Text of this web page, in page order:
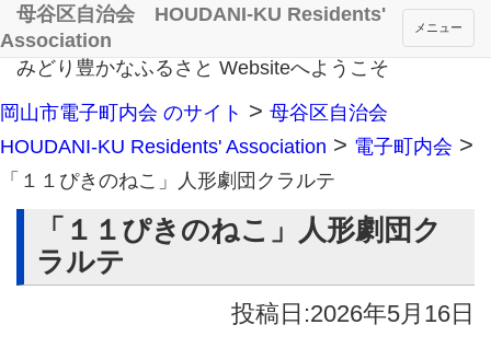
みどり豊かなふるさと Websiteへようこそ
メニュー
母谷区自治会 HOUDANI-KU Residents'
Association
岡山市電子町内会 のサイト > 母谷区自治会
HOUDANI-KU Residents' Association > 電子町内会 >
「１１ぴきのねこ」人形劇団クラルテ
「１１ぴきのねこ」人形劇団ク
ラルテ
投稿日:2026年5月16日